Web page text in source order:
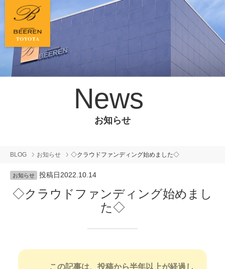
News
お知らせ
BLOG お知らせ ◇クラウドファンディング始めました◇
お知らせ 投稿日2022.10.14
◇クラウドファンディング始めまし
た◇
この記事は、投稿から半年以上が経過し